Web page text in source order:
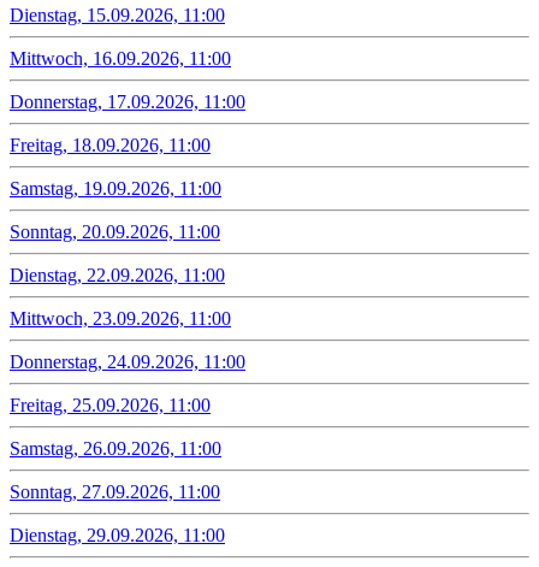
Dienstag, 15.09.2026, 11:00
Mittwoch, 16.09.2026, 11:00
Donnerstag, 17.09.2026, 11:00
Freitag, 18.09.2026, 11:00
Samstag, 19.09.2026, 11:00
Sonntag, 20.09.2026, 11:00
Dienstag, 22.09.2026, 11:00
Mittwoch, 23.09.2026, 11:00
Donnerstag, 24.09.2026, 11:00
Freitag, 25.09.2026, 11:00
Samstag, 26.09.2026, 11:00
Sonntag, 27.09.2026, 11:00
Dienstag, 29.09.2026, 11:00